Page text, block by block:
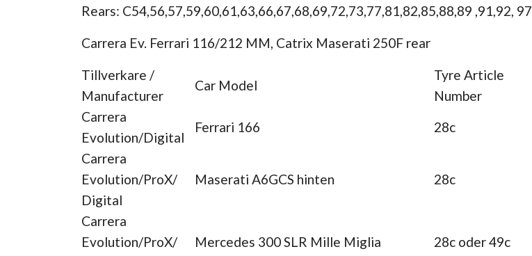
Rears: C54,56,57,59,60,61,63,66,67,68,69,72,73,77,81,82,85,88,89 ,91,92, 97
Carrera Ev. Ferrari 116/212 MM, Catrix Maserati 250F rear
Tillverkare /
Manufacturer
Car Model
Tyre Article
Number
Carrera
Evolution/Digital
Ferrari 166
28c
Carrera
Evolution/ProX/
Digital
Maserati A6GCS hinten 28c
Carrera
Evolution/ProX/
Mercedes 300 SLR Mille Miglia 28c oder 49c